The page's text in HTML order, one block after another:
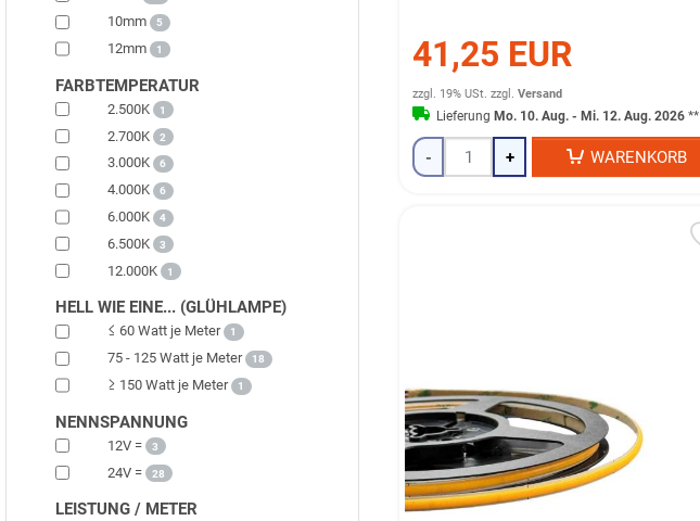
41,25 EUR
zzgl. 19% USt. zzgl.Versand
LieferungMo. 10. Aug. - Mi. 12. Aug. 2026 **
- + WARENKORB
10mm 5
12mm 1
FARBTEMPERATUR
2.500K 1
2.700K 2
3.000K 6
4.000K 6
6.000K 4
6.500K 3
12.000K 1
HELL WIE EINE... (GLÜHLAMPE)
≤ 60 Watt je Meter 1
75 - 125 Watt je Meter 18
≥ 150 Watt je Meter 1
NENNSPANNUNG
12V = 3
24V = 28
LEISTUNG / METER